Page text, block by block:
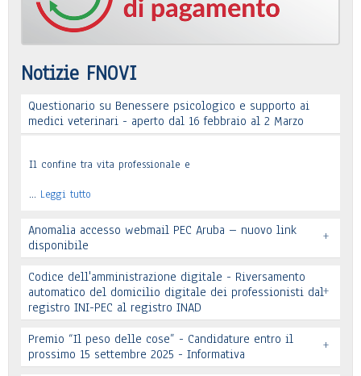
Notizie FNOVI
Questionario su Benessere psicologico e supporto ai
medici veterinari - aperto dal 16 febbraio al 2 Marzo
Il confine tra vita professionale e
… Leggi tutto
Anomalia accesso webmail PEC Aruba – nuovo link
disponibile
+
Leggi tutto
Codice dell'amministrazione digitale - Riversamento
automatico del domicilio digitale dei professionisti dal
registro INI-PEC al registro INAD
+
Premio “Il peso delle cose” - Candidature entro il
prossimo 15 settembre 2025 - Informativa
+